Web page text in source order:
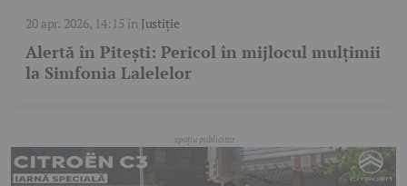
20 apr. 2026, 14:15 în Justiție
Alertă în Pitești: Pericol în mijlocul mulțimii
la Simfonia Lalelelor